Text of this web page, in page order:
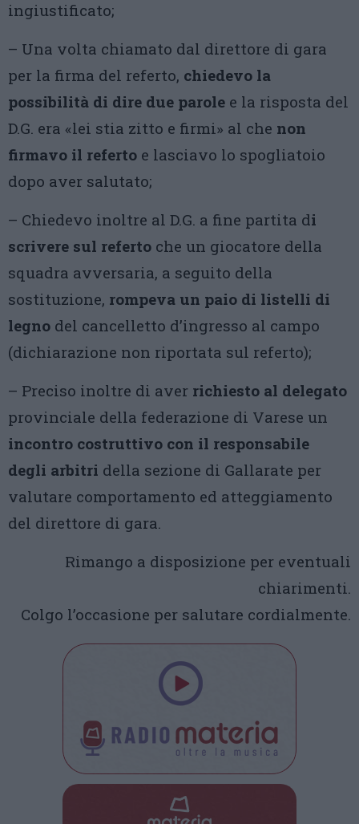
ingiustificato;
– Una volta chiamato dal direttore di gara
per la firma del referto, chiedevo la
possibilità di dire due parole e la risposta del
D.G. era «lei stia zitto e firmi» al che non
firmavo il referto e lasciavo lo spogliatoio
dopo aver salutato;
– Chiedevo inoltre al D.G. a fine partita di
scrivere sul referto che un giocatore della
squadra avversaria, a seguito della
sostituzione, rompeva un paio di listelli di
legno del cancelletto d’ingresso al campo
(dichiarazione non riportata sul referto);
– Preciso inoltre di aver richiesto al delegato
provinciale della federazione di Varese un
incontro costruttivo con il responsabile
degli arbitri della sezione di Gallarate per
valutare comportamento ed atteggiamento
del direttore di gara.
Rimango a disposizione per eventuali
chiarimenti.
Colgo l’occasione per salutare cordialmente.